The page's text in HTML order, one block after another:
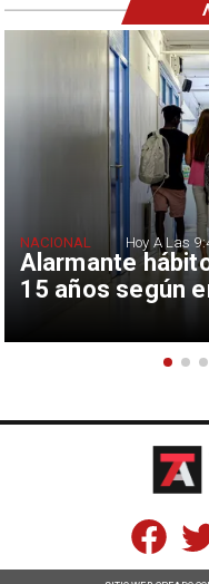
Alarmante
15 años según
NACIONAL Hoy A Las